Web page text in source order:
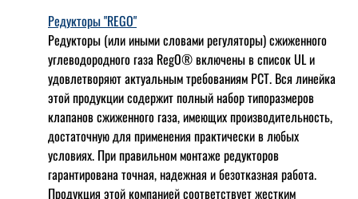
Редукторы "REGO"
Редукторы (или иными словами регуляторы) сжиженного
углеводородного газа RegO® включены в список UL и
удовлетворяют актуальным требованиям РСТ. Вся линейка
этой продукции содержит полный набор типоразмеров
клапанов сжиженного газа, имеющих производительность,
достаточную для применения практически в любых
условиях. При правильном монтаже редукторов
гарантирована точная, надежная и безотказная работа.
Продукция этой компанией соответствует жестким